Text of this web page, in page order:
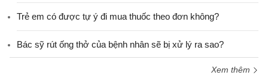
Trẻ em có được tự ý đi mua thuốc theo đơn không?
Bác sỹ rút ống thở của bệnh nhân sẽ bị xử lý ra sao?
Xem thêm